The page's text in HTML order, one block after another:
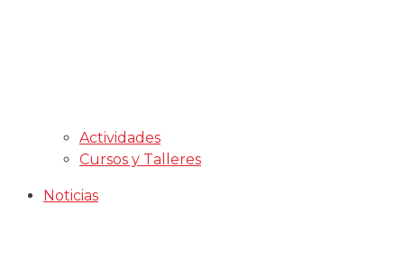
Actividades
Cursos y Talleres
Noticias